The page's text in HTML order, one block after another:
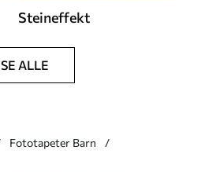
Steineffekt
SE ALLE
Fototapeter Barn